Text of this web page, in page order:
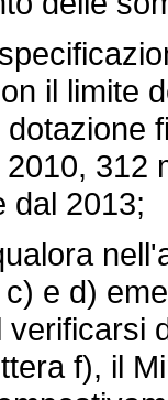
il limite
312
dal 2013;
e d)
f), il